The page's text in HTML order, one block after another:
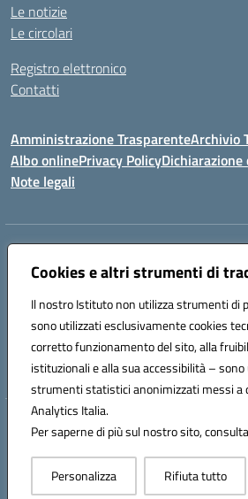
Cookies e altri strumenti di
Il nostro Istituto non utilizza strumenti di
sono utilizzati esclusivamente cookies
corretto funzionamento del sito, alla
istituzionali e alla sua accessibilità –
strumenti statistici anonimizzati messi a
Analytics Italia.
Per saperne di più sul nostro sito,
Personalizza Rifiuta tutto
Le notizie
Le circolari
Registro elettronico
Contatti
Amministrazione TrasparenteArchivio
Albo onlinePrivacy Policy
Note legali
Indirizzo:
Centralino:096721161 Email:
Codice fiscale: 84000710792
Codice meccanografico:
CZIC869004
Codice unico di fatturazione (CUF): UFKGA0
Hosting & Powered by 3D
Concept & Design by